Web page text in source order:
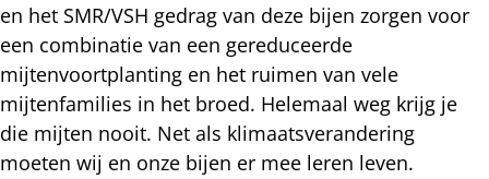
en het SMR/VSH gedrag van deze bijen zorgen voor
een combinatie van een gereduceerde
mijtenvoortplanting en het ruimen van vele
mijtenfamilies in het broed. Helemaal weg krijg je
die mijten nooit. Net als klimaatsverandering
moeten wij en onze bijen er mee leren leven.